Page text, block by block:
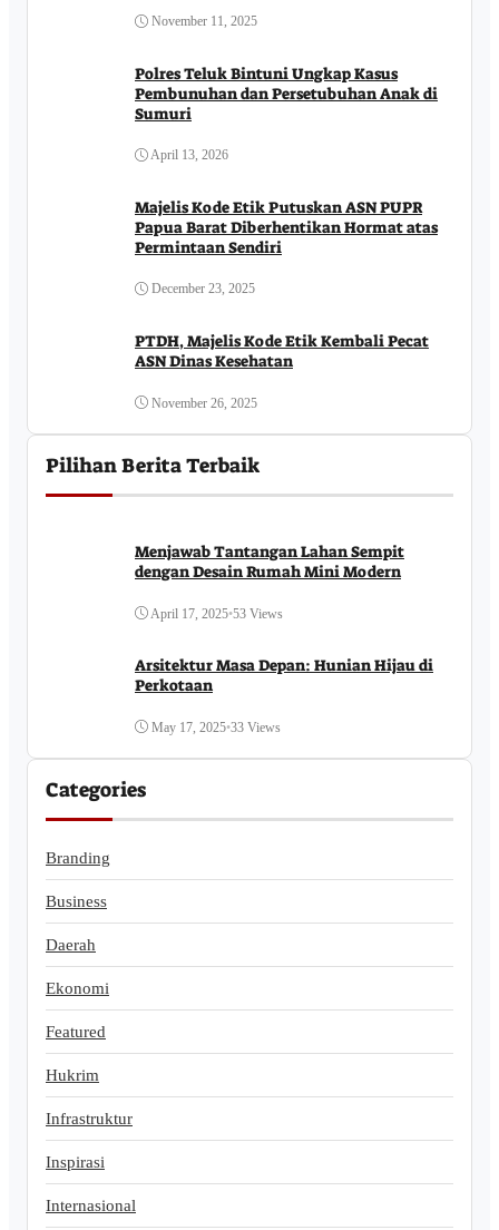
November 11, 2025
Polres Teluk Bintuni Ungkap Kasus
Pembunuhan dan Persetubuhan Anak di
Sumuri
April 13, 2026
Majelis Kode Etik Putuskan ASN PUPR
Papua Barat Diberhentikan Hormat atas
Permintaan Sendiri
December 23, 2025
PTDH, Majelis Kode Etik Kembali Pecat
ASN Dinas Kesehatan
November 26, 2025
Pilihan Berita Terbaik
Menjawab Tantangan Lahan Sempit
dengan Desain Rumah Mini Modern
April 17, 2025•53 Views
Arsitektur Masa Depan: Hunian Hijau di
Perkotaan
May 17, 2025•33 Views
Categories
Branding
Business
Daerah
Ekonomi
Featured
Hukrim
Infrastruktur
Inspirasi
Internasional